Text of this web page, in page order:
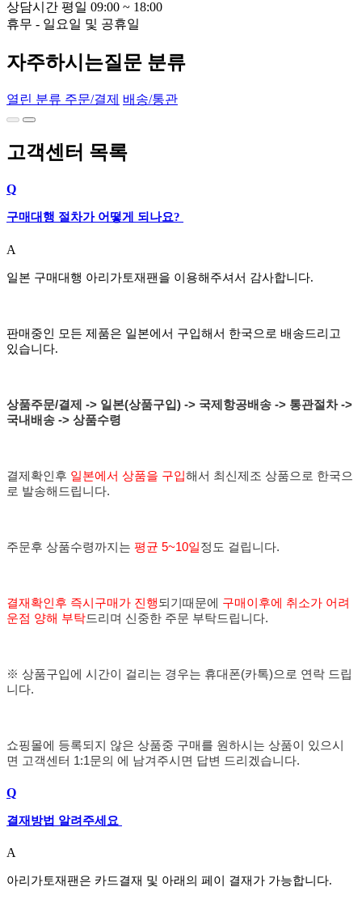
상담시간 평일 09:00 ~ 18:00
휴무 - 일요일 및 공휴일
자주하시는질문 분류
열린 분류 주문/결제 배송/통관
고객센터 목록
Q
구매대행 절차가 어떻게 되나요?
A
일본 구매대행 아리가토재팬을 이용해주셔서 감사합니다.
판매중인 모든 제품은 일본에서 구입해서 한국으로 배송드리고
있습니다.
상품주문/결제 -> 일본(상품구입) -> 국제항공배송 -> 통관절차->
국내배송 -> 상품수령
결제확인후 일본에서 상품을 구입해서 최신제조 상품으로 한국으
로 발송해드립니다.
주문후 상품수령까지는 평균 5~10일정도 걸립니다.
결재확인후 즉시구매가 진행되기때문에 구매이후에 취소가 어려
운점 양해 부탁드리며 신중한 주문 부탁드립니다.
※ 상품구입에 시간이 걸리는 경우는 휴대폰(카톡)으로 연락 드립
니다.
쇼핑몰에 등록되지 않은 상품중 구매를 원하시는 상품이 있으시
면 고객센터 1:1문의 에 남겨주시면 답변 드리겠습니다.
Q
결재방법 알려주세요
A
아리가토재팬은 카드결재 및 아래의 페이 결재가 가능합니다.